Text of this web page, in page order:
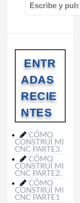
r
:
ENTR
ADAS
RECIE
NTES
CÓMO
CONSTRUÍ MI
CNC PARTE3.
CÓMO
CONSTRUÍ MI
CNC PARTE2.
CÓMO
CONSTRUÍ MI
CNC PARTE1